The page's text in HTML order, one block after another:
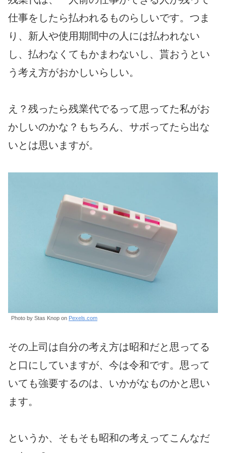
仕事をしたら払われるものらしいです。つま
り、新人や使用期間中の人には払われない
し、払わなくてもかまわないし、貰おうとい
う考え方がおかしいらしい。
え？残ったら残業代でるって思ってた私がお
かしいのかな？もちろん、サボってたら出な
いとは思いますが。
Photo by Stas Knop on Pexels.com
その上司は自分の考え方は昭和だと思ってる
と口にしていますが、今は令和です。思って
いても強要するのは、いかがなものかと思い
ます。
というか、そもそも昭和の考えってこんなだ